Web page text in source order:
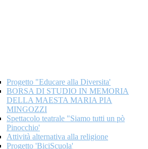
Progetto "Educare alla Diversita'
BORSA DI STUDIO IN MEMORIA
DELLA MAESTA MARIA PIA
MINGOZZI
Spettacolo teatrale "Siamo tutti un pò
Pinocchio'
Attività alternativa alla religione
Progetto 'BiciScuola'